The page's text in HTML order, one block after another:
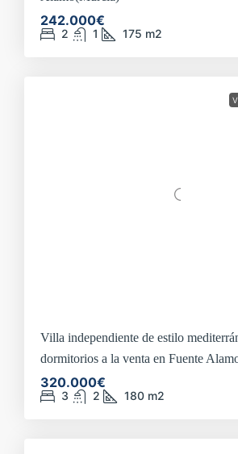
242.000€
2 1 175 m2
Villa independiente de estilo
dormitorios a la venta en Fuente
320.000€
3 2 180 m2